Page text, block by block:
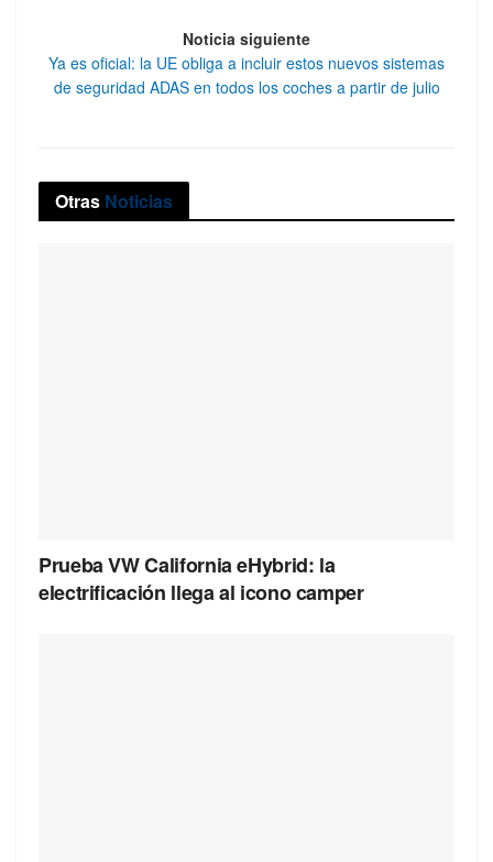
Noticia siguiente
Ya es oficial: la UE obliga a incluir estos nuevos sistemas
de seguridad ADAS en todos los coches a partir de julio
Otras Noticias
Prueba VW California eHybrid: la
electrificación llega al icono camper